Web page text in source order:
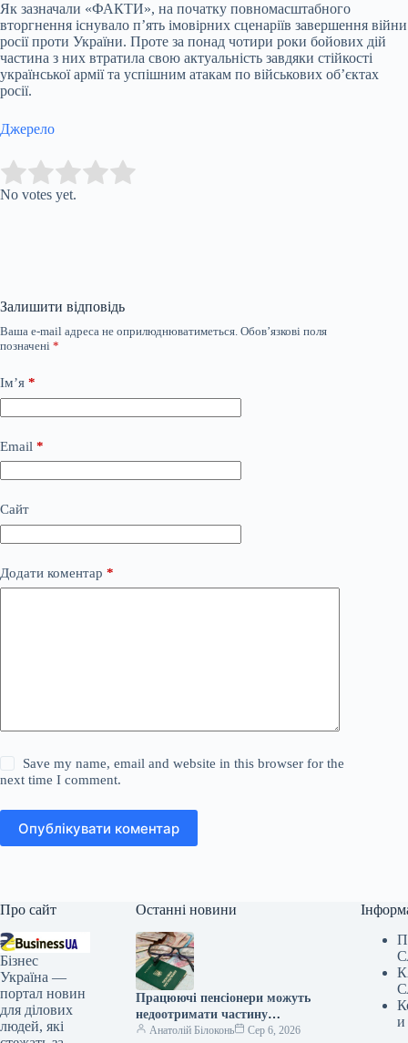
Як зазначали «ФАКТИ», на початку повномасштабного
вторгнення існувало п’ять імовірних сценаріїв завершення війни
росії проти України. Проте за понад чотири роки бойових дій
частина з них втратила свою актуальність завдяки стійкості
української армії та успішним атакам по військових об’єктах
росії.
Джерело
Rate this item:
No votes yet.
Залишити відповідь
Ваша e-mail адреса не оприлюднюватиметься. Обов’язкові поля
позначені *
Ім’я *
Email *
Сайт
Додати коментар *
Save my name, email and website in this browser for the
next time I comment.
Опублікувати коментар
Про сайт
Бізнес
Україна —
портал новин
для ділових
людей, які
Останні новини
Працюючі пенсіонери можуть
недоотримати частину
надбавок: кого це торкнеться
Анатолій Білоконь
Сер 6, 2026
и